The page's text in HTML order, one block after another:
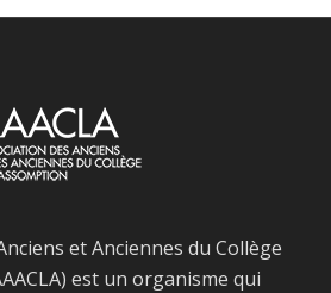
et Anciennes du Collège
est un organisme qui